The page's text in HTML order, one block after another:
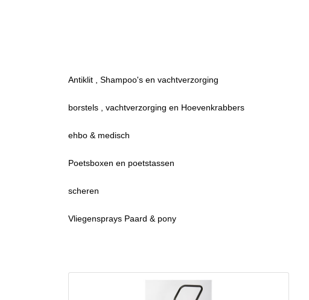
Antiklit , Shampoo's en vachtverzorging
borstels , vachtverzorging en Hoevenkrabbers
ehbo & medisch
Poetsboxen en poetstassen
scheren
Vliegensprays Paard & pony